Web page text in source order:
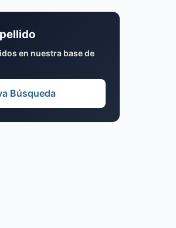
en nuestra base de
Búsqueda